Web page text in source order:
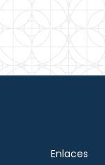
Enlaces